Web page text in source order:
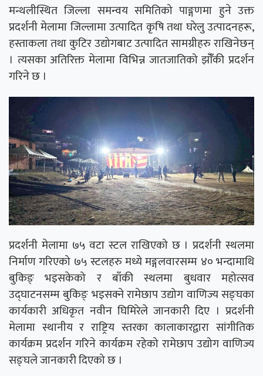
मन्थलीस्थित जिल्ला समन्वय समितिको पाङ्गणमा हुने उक्त
प्रदर्शनी मेलामा जिल्लामा उत्पादित कृषि तथा घरेलु उत्पादनहरू,
हस्ताकला तथा कुटिर उद्योगबाट उत्पादित सामग्रीहरु राखिनेछन्
। त्यसका अतिरिक्त मेलामा विभिन्न जातजातिको झाँँकी प्रदर्शन
गरिने छ ।
प्रदर्शनी मेलामा ७५ वटा स्टल राखिएको छ । प्रदर्शनी स्थलमा
निर्माण गरिएको ७५ स्टलहरु मध्ये मङ्गलवारसम्म ४० भन्दामाथि
बुकिङ् भइसकेको र बाँकी स्थलमा बुधवार महोत्सव
उद्घाटनसम्म बुकिङ् भइसक्ने रामेछाप उद्योग वाणिज्य सङ्घका
कार्यकारी अधिकृत नवीन घिमिरेले जानकारी दिए । प्रदर्शनी
मेलामा स्थानीय र राष्ट्रिय स्तरका कालाकारद्वारा सांगीतिक
कार्यक्रम प्रदर्शन गरिने कार्यक्रम रहेको रामेछाप उद्योग वाणिज्य
सङ्घले जानकारी दिएको छ ।